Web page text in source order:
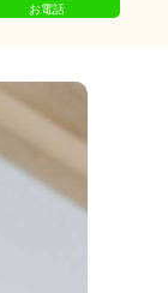
お電話